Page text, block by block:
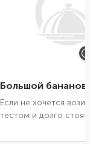
Большой
Если не хочется
тестом и долго
испеките один